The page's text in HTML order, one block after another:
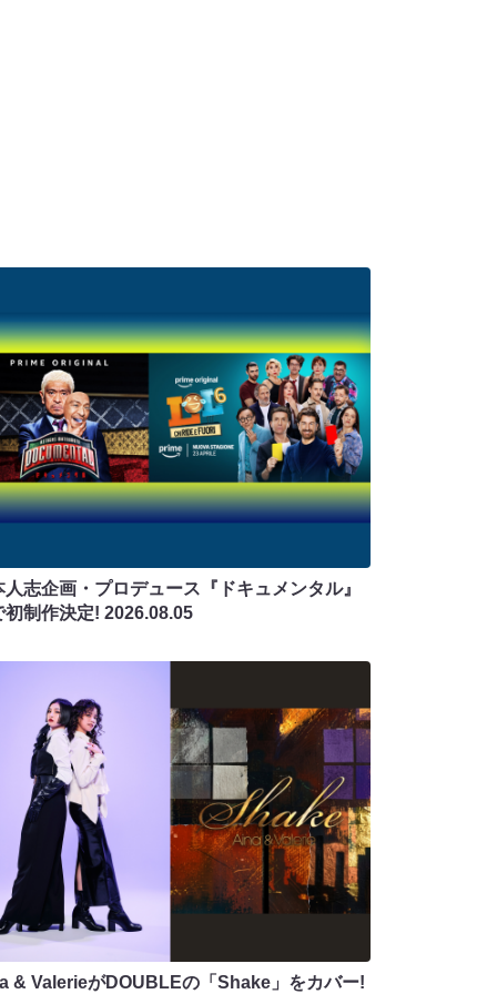
人志企画・プロデュース『ドキュメンタル』
初制作決定! 2026.08.05
& ValerieがDOUBLEの「Shake」をカバー!